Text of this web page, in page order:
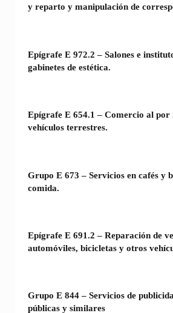
y reparto y manipulación de
Epígrafe E 972.2 – Salones e
gabinetes de estética.
Epígrafe E 654.1 – Comercio al por
vehículos terrestres.
Grupo E 673 – Servicios en cafés y
comida.
Epígrafe E 691.2 – Reparación de
automóviles, bicicletas y otros
Grupo E 844 – Servicios de
públicas y similares